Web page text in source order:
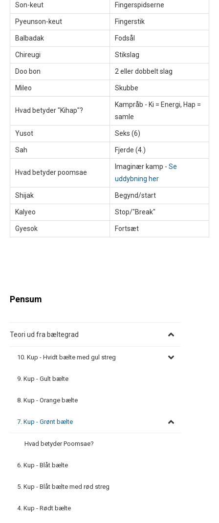
Son-keut Fingerspidserne
Pyeunson-keut Fingerstik
Balbadak Fodsål
Chireugi Stikslag
Doo bon 2 eller dobbelt slag
Mileo Skubbe
Hvad betyder "Kihap"?
Kampråb - Ki = Energi, Hap =
samle
Yusot Seks (6)
Sah Fjerde (4.)
Hvad betyder poomsae
Imaginær kamp - Se
uddybning her
Shijak Begynd/start
Kalyeo Stop/"Break"
Gyesok Fortsæt
Pensum
Teori ud fra bæltegrad
10. Kup - Hvidt bælte med gul streg
9. Kup - Gult bælte
8. Kup - Orange bælte
7. Kup - Grønt bælte
Hvad betyder Poomsae?
6. Kup - Blåt bælte
5. Kup - Blåt bælte med rød streg
4. Kup - Rødt bælte